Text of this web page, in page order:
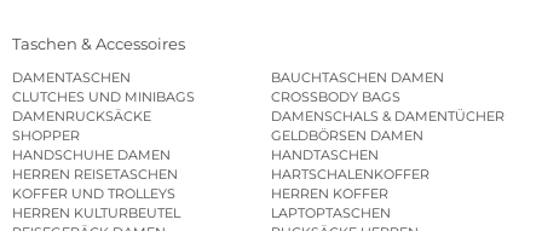
Taschen & Accessoires
DAMENTASCHEN
BAUCHTASCHEN DAMEN
CLUTCHES UND MINIBAGS
CROSSBODY BAGS
DAMENRUCKSÄCKE
DAMENSCHALS & DAMENTÜCHER
SHOPPER
GELDBÖRSEN DAMEN
HANDSCHUHE DAMEN
HANDTASCHEN
HERREN REISETASCHEN
HARTSCHALENKOFFER
KOFFER UND TROLLEYS
HERREN KOFFER
HERREN KULTURBEUTEL
LAPTOPTASCHEN